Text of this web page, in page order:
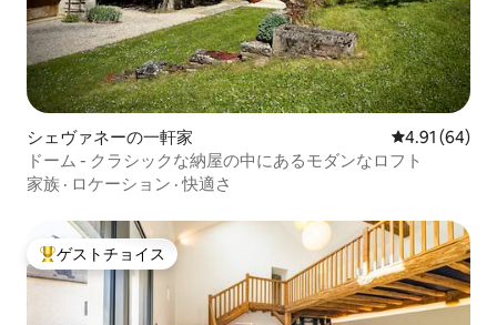
シェヴァネーの一軒家 レビュー64
4.91 (64)
ドーム - クラシックな納屋の中にあるモダンなロフト
家族 · ロケーション ·快適さ
大好評のゲストチョイスです。
ゲストチョイス